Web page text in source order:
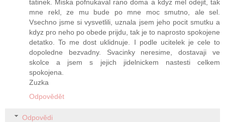
tatinek. Miska pofnukaval rano doma a kdyz mel odejit, tak
mne rekl, ze mu bude po mne moc smutno, ale sel.
Vsechno jsme si vysvetlili, uznala jsem jeho pocit smutku a
kdyz pro neho po obede prijdu, tak je to naprosto spokojene
detatko. To me dost uklidnuje. I podle ucitelek je cele to
dopoledne bezvadny. Svacinky neresime, dostavaji ve
skolce a jsem s jejich jidelnickem nastesti celkem
spokojena.
Zuzka
Odpovědět
Odpovědi